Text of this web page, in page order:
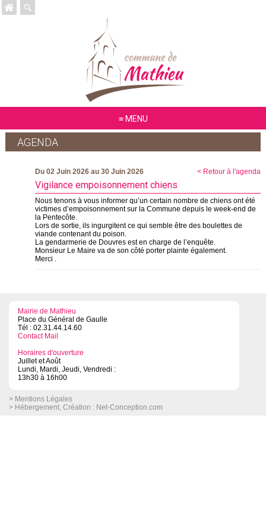
MENU
AGENDA
< Retour à l'agenda
Du 02 Juin 2026 au 30 Juin 2026
Vigilance empoisonnement chiens
Nous tenons à vous informer qu’un certain nombre de chiens ont été
victimes d’empoisonnement sur la Commune depuis le week-end de
la Pentecôte.
Lors de sortie, ils ingurgitent ce qui semble être des boulettes de
viande contenant du poison.
La gendarmerie de Douvres est en charge de l’enquête.
Monsieur Le Maire va de son côté porter plainte également.
Merci .
Mairie de Mathieu
Place du Général de Gaulle
Tél : 02.31.44.14.60
Contact Mail
Horaires d'ouverture
Juillet et Août
Lundi, Mardi, Jeudi, Vendredi :
13h30 à 16h00
> Mentions Légales
> Hébergement, Création : Net-Conception.com